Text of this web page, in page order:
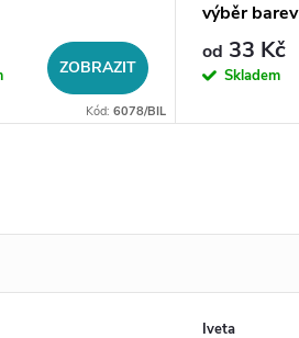
ZOBRAZIT
Kód: 6078/BIL
výběr barev
od 33 Kč
Skladem
Iveta